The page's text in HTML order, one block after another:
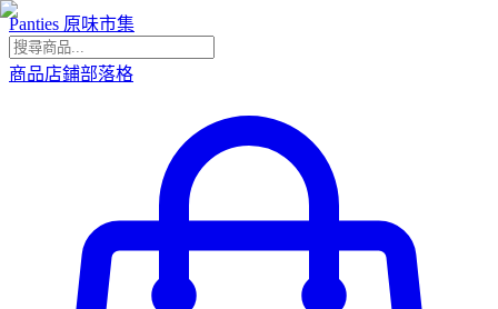
Panties 原味市集
商品店鋪部落格